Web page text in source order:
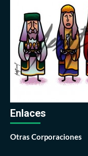
Enlaces
Otras Corporaciones